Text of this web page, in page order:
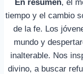
En resumen, el
tiempo y el cambio
de la fe. Los
mundo y
inalterable. Nos
divino, a buscar